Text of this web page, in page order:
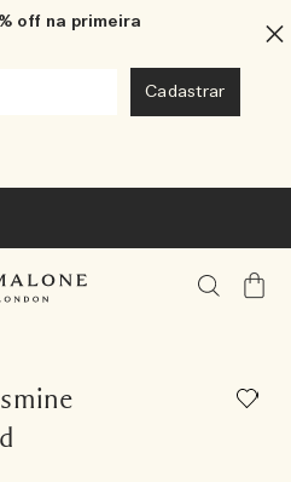
off na primeira
Meu